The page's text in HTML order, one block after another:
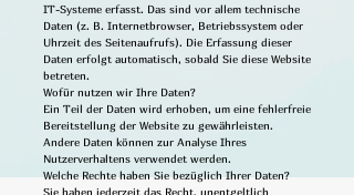
IT-Systeme erfasst. Das sind vor allem technische
Daten (z. B. Internetbrowser, Betriebssystem oder
Uhrzeit des Seitenaufrufs). Die Erfassung dieser
Daten erfolgt automatisch, sobald Sie diese Website
betreten.
Wofür nutzen wir Ihre Daten?
Ein Teil der Daten wird erhoben, um eine fehlerfreie
Bereitstellung der Website zu gewährleisten.
Andere Daten können zur Analyse Ihres
Nutzerverhaltens verwendet werden.
Welche Rechte haben Sie bezüglich Ihrer Daten?
Sie haben jederzeit das Recht, unentgeltlich